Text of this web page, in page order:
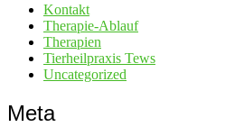
Kontakt
Therapie-Ablauf
Therapien
Tierheilpraxis Tews
Uncategorized
Meta